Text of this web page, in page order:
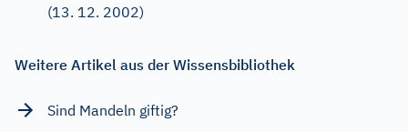
(13. 12. 2002)
Weitere Artikel aus der Wissensbibliothek
Sind Mandeln giftig?